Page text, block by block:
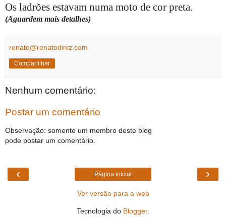
Os ladrões estavam numa moto de cor preta.
(Aguardem mais detalhes)
renato@renatodiniz.com
Compartilhar
Nenhum comentário:
Postar um comentário
Observação: somente um membro deste blog
pode postar um comentário.
‹ ›
Página inicial
Ver versão para a web
Tecnologia do Blogger.